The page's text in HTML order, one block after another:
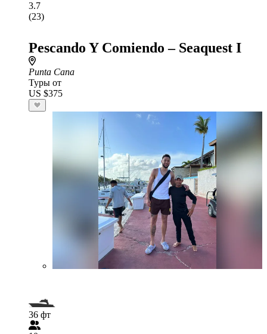
3.7
(23)
Pescando Y Comiendo – Seaquest I
Punta Cana
Туры от
US $375
36 фт